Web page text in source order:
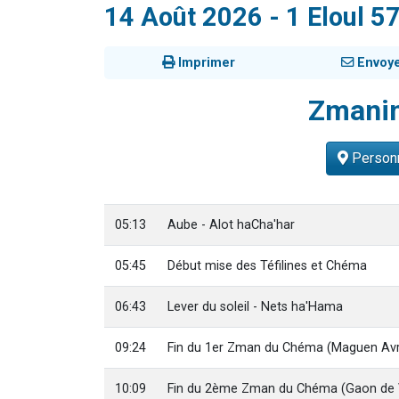
13
Il reste
29
14 Août 2026 - 1 Eloul
Imprimer
05:13 Aube - Alot haCha'har
05:45 Début mise des Téfilines et Chéma
06:43 Lever du soleil - Nets ha'Hama
09:24 Fin du 1er Zman du Chéma (Maguen
10:09 Fin du 2ème Zman du Chéma (Gaon de